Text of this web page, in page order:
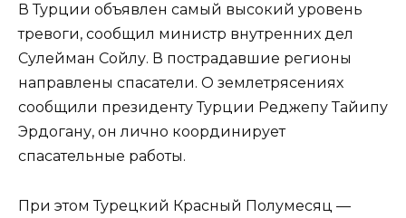
В Турции объявлен самый высокий уровень
тревоги, сообщил министр внутренних дел
Сулейман Сойлу. В пострадавшие регионы
направлены спасатели. О землетрясениях
сообщили президенту Турции Реджепу Тайипу
Эрдогану, он лично координирует
спасательные работы.
При этом Турецкий Красный Полумесяц —